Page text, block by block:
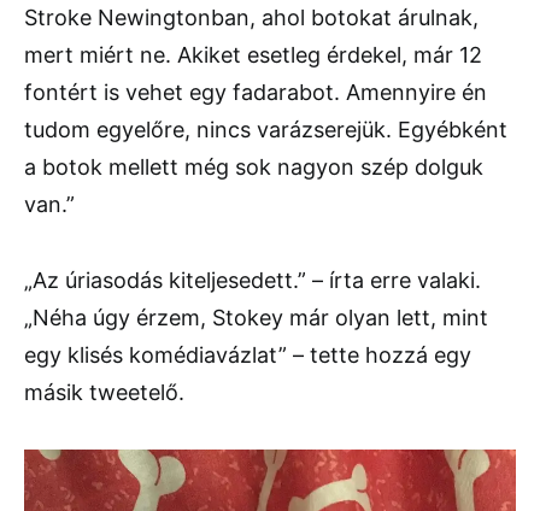
Stroke Newingtonban, ahol botokat árulnak,
mert miért ne. Akiket esetleg érdekel, már 12
fontért is vehet egy fadarabot. Amennyire én
tudom egyelőre, nincs varázserejük. Egyébként
a botok mellett még sok nagyon szép dolguk
van.”
„Az úriasodás kiteljesedett.” – írta erre valaki.
„Néha úgy érzem, Stokey már olyan lett, mint
egy klisés komédiavázlat” – tette hozzá egy
másik tweetelő.